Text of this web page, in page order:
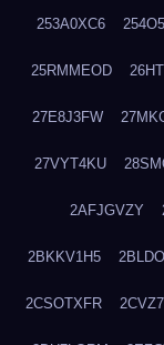
253A0XC6
25RMMEOD
27E8J3FW
27VYT4KU
2AFJGVZY
2BKKV1H5
2CSOTXFR